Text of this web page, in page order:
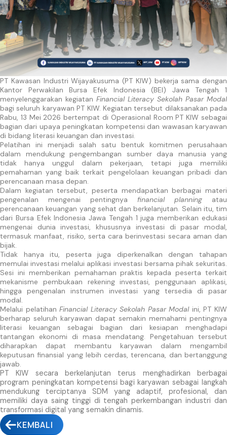
PT Kawasan Industri Wijayakusuma (PT KIW) bekerja sama dengan
Kantor Perwakilan Bursa Efek Indonesia (BEI) Jawa Tengah 1
menyelenggarakan kegiatan Financial Literacy Sekolah Pasar Modal
bagi seluruh karyawan PT KIW. Kegiatan tersebut dilaksanakan pada
Rabu, 13 Mei 2026 bertempat di Operasional Room PT KIW sebagai
bagian dari upaya peningkatan kompetensi dan wawasan karyawan
di bidang literasi keuangan dan investasi.
Pelatihan ini menjadi salah satu bentuk komitmen perusahaan
dalam mendukung pengembangan sumber daya manusia yang
tidak hanya unggul dalam pekerjaan, tetapi juga memiliki
pemahaman yang baik terkait pengelolaan keuangan pribadi dan
perencanaan masa depan.
Dalam kegiatan tersebut, peserta mendapatkan berbagai materi
pengenalan mengenai pentingnya financial planning atau
perencanaan keuangan yang sehat dan berkelanjutan. Selain itu, tim
dari Bursa Efek Indonesia Jawa Tengah 1 juga memberikan edukasi
mengenai dunia investasi, khususnya investasi di pasar modal,
termasuk manfaat, risiko, serta cara berinvestasi secara aman dan
bijak.
Tidak hanya itu, peserta juga diperkenalkan dengan tahapan
memulai investasi melalui aplikasi investasi bersama pihak sekuritas.
Sesi ini memberikan pemahaman praktis kepada peserta terkait
mekanisme pembukaan rekening investasi, penggunaan aplikasi,
hingga pengenalan instrumen investasi yang tersedia di pasar
modal.
Melalui pelatihanFinancial Literacy Sekolah Pasar Modalini, PT KIW
berharap seluruh karyawan dapat semakin memahami pentingnya
literasi keuangan sebagai bagian dari kesiapan menghadapi
tantangan ekonomi di masa mendatang. Pengetahuan tersebut
diharapkan dapat membantu karyawan dalam mengambil
keputusan finansial yang lebih cerdas, terencana, dan bertanggung
jawab.
PT KIW secara berkelanjutan terus menghadirkan berbagai
program peningkatan kompetensi bagi karyawan sebagai langkah
mendukung terciptanya SDM yang adaptif, profesional, dan
memiliki daya saing tinggi di tengah perkembangan industri dan
transformasi digital yang semakin dinamis.
KEMBALI